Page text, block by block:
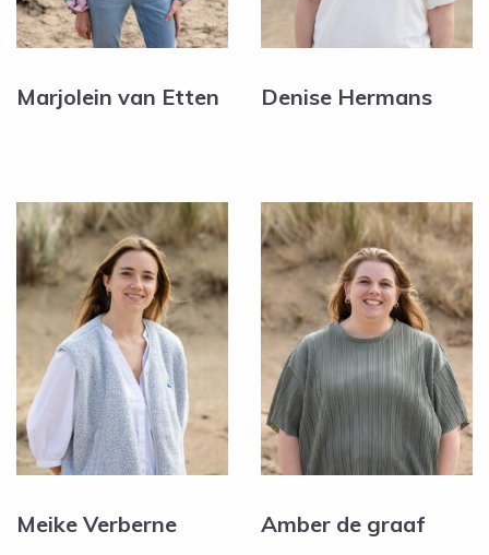
Marjolein van Etten Denise Hermans
Meike Verberne Amber de graaf